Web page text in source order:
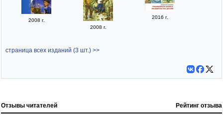
2008 г.
2008 г.
2016 г.
страница всех изданий (3 шт.) >>
Отзывы читателей Рейтинг отзыва